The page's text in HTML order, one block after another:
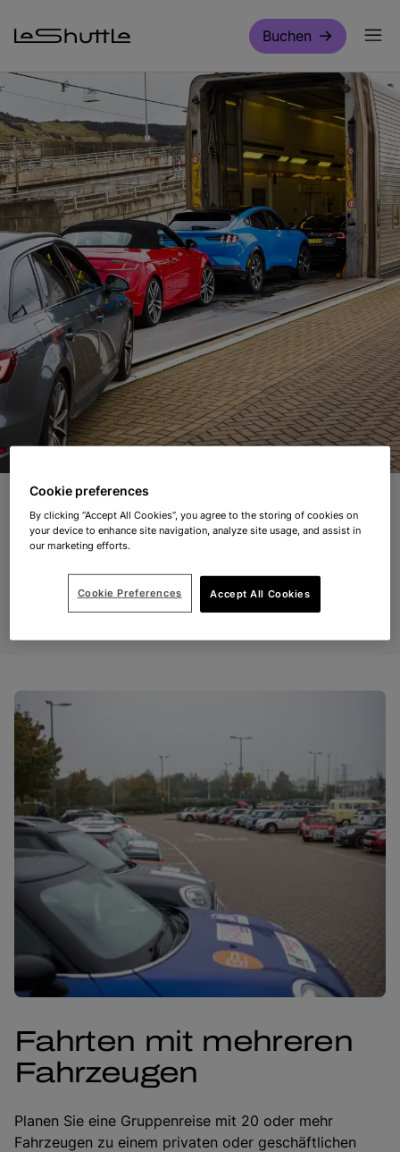
Buchen
Gruppenreisen
Planen Sie eine Fahrt mit 20 oder mehr Fahrzeugen?
Wir helfen gerne, Gruppenreisen zu organisieren.
Fahrten mit mehreren
Fahrzeugen
Planen Sie eine Gruppenreise mit 20 oder mehr
Fahrzeugen zu einem privaten oder geschäftlichen
Cookie preferences
By clicking “Accept All Cookies”, you agree to the storing of cookies on
your device to enhance site navigation, analyze site usage, and assist in
our marketing efforts.
Accept All Cookies
Cookie Preferences